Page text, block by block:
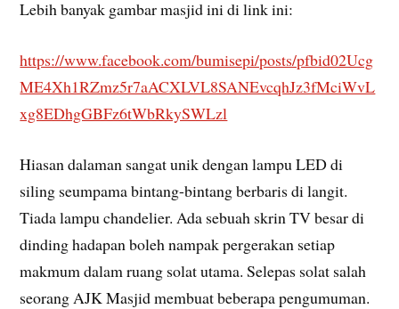
Lebih banyak gambar masjid ini di link ini:
https://www.facebook.com/bumisepi/posts/pfbid02Ucg
ME4Xh1RZmz5r7aACXLVL8SANEvcqhJz3fMciWvL
xg8EDhgGBFz6tWbRkySWLzl
Hiasan dalaman sangat unik dengan lampu LED di
siling seumpama bintang-bintang berbaris di langit.
Tiada lampu chandelier. Ada sebuah skrin TV besar di
dinding hadapan boleh nampak pergerakan setiap
makmum dalam ruang solat utama. Selepas solat salah
seorang AJK Masjid membuat beberapa pengumuman.